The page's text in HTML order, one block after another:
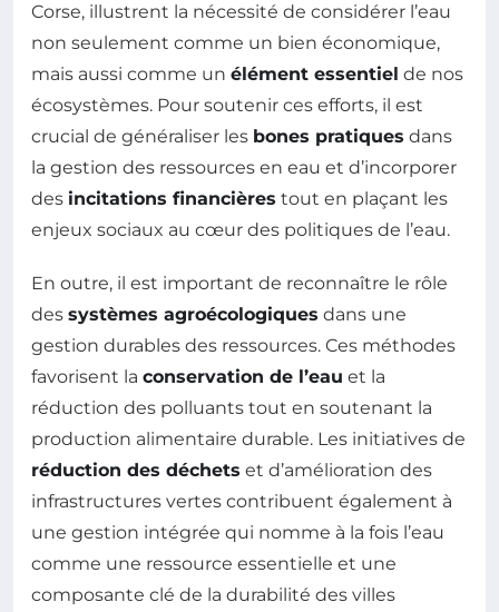
Corse, illustrent la nécessité de considérer l’eau
non seulement comme un bien économique,
mais aussi comme un élément essentiel de nos
écosystèmes. Pour soutenir ces efforts, il est
crucial de généraliser les bones pratiques dans
la gestion des ressources en eau et d’incorporer
des incitations financières tout en plaçant les
enjeux sociaux au cœur des politiques de l’eau.
En outre, il est important de reconnaître le rôle
des systèmes agroécologiques dans une
gestion durables des ressources. Ces méthodes
favorisent la conservation de l’eau et la
réduction des polluants tout en soutenant la
production alimentaire durable. Les initiatives de
réduction des déchets et d’amélioration des
infrastructures vertes contribuent également à
une gestion intégrée qui nomme à la fois l’eau
comme une ressource essentielle et une
composante clé de la durabilité des villes